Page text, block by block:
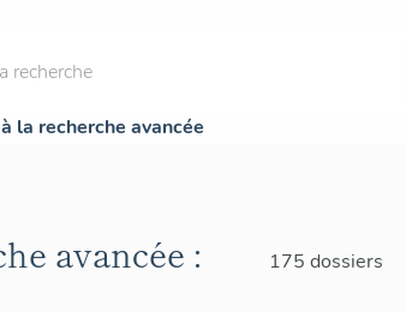
la recherche avancée
avancée : 175 dossiers